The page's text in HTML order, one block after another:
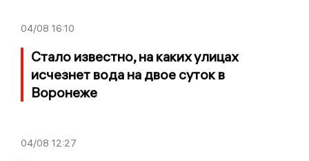
04/08 16:10
Стало известно, на каких улицах
исчезнет вода на двое суток в
Воронеже
04/08 12:27